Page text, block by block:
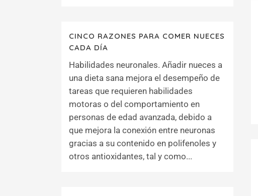
CINCO RAZONES PARA COMER NUECES
CADA DÍA
Habilidades neuronales. Añadir nueces a
una dieta sana mejora el desempeño de
tareas que requieren habilidades
motoras o del comportamiento en
personas de edad avanzada, debido a
que mejora la conexión entre neuronas
gracias a su contenido en polifenoles y
otros antioxidantes, tal y como...